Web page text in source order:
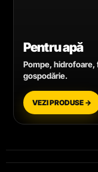
Pentru apă
Pompe, hidrofoare,
gospodărie.
VEZI PRODUSE →